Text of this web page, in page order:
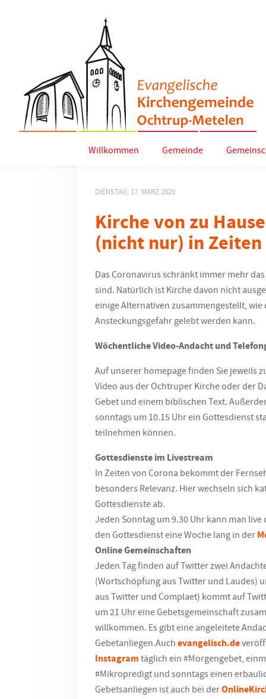
Willkommen Gemeinde
DIENSTAG, 17. MÄRZ 2020
Kirche von zu
(nicht nur) in Zeiten
Das Coronavirus schränkt immer mehr
sind. Natürlich ist Kirche davon nicht
einige Alternativen zusammengestellt, wie
Ansteckungsgefahr gelebt werden kann.
Wöchentliche Video-Andacht und
Auf unserer homepage finden Sie jeweils
Video aus der Ochtruper Kirche oder der
Gebet und einem biblischen Text.
sonntags um 10.15 Uhr ein Gottesdienst
teilnehmen können.
Gottesdienste im Livestream
In Zeiten von Corona bekommt der
besonders Relevanz. Hier wechseln sich
Gottesdienste ab.
Jeden Sonntag um 9.30 Uhr kann man live
den Gottesdienst eine Woche lang in der
Online Gemeinschaften
Jeden Tag finden auf Twitter zwei
(Wortschöpfung aus Twitter und Laudes)
aus Twitter und Complaet) kommt auf
um 21 Uhr eine Gebetsgemeinschaft
willkommen. Es gibt eine angeleitete
Gebetanliegen.Auch evangelisch.de
Instagram täglich ein #Morgengebet,
#Mikropredigt und sonntags einen
Gebetsanliegen ist auch bei der